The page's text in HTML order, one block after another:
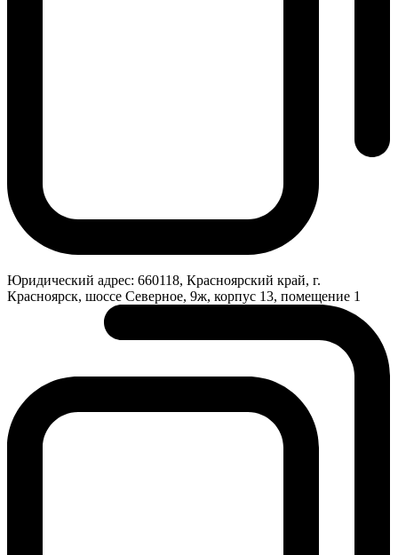
Юридический адрес: 660118, Красноярский край, г.
Красноярск, шоссе Северное, 9ж, корпус 13, помещение 1